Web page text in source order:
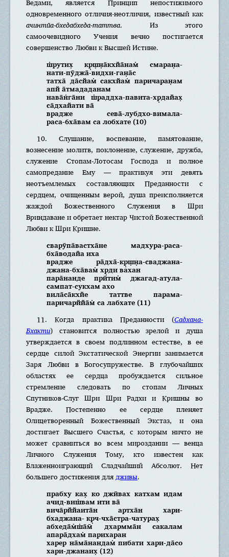
одновременного отличия-неотличия, известный как
ачинтйа-бхедабхеда-таттва. Из этого
самоочевидного Учения вечно постигается
совершенство Любви к Высшей Истине.
ш̇рутих̣ кр̣ш̣н̣а̄кхйа̄нам̇ смаран̣а-
нати-пӯджа̄-видхи-ган̣а̄с
татха̄ да̄сйам̇ сакхйам̇ паричаран̣ам
апй а̄тмададанам
нава̄н̇га̄ни ш̇раддха-павита-хр̣дайах̣
са̄дхайати ва̄
врадже сева̄-лубдхо-вимала-
раса-6ха̄вам са лобхате (10)
10. Слушание, воспевание, памятование,
вознесение молитв, поклонение, служение, дружба,
служение Стопам-Лотосам Господа и полное
самопредание Ему — практикуя эти девять
неотъемлемых составляющих Преданности с
сердцем, очищенным верой, душа преисполняется
жаждой Божественного Служения в Шри
Вриндаване и обретает нектар Чистой Божественной
Любви к Шри Кришне.
сварӯпа̄вастха̄не мадхура-раса-
бха̄водайа иха
врадже ра̄дха̄-кр̣ш̣н̣а-сваджана-
джана-бха̄вам̇ хр̣ди вахан
пара̄нанде прӣтим̇ джагад-атула-
сампат-сукхам ахо
вила̄са̄кхйе таттве парама-
паричарййа̄м̇ са лабхате (11)
11. Когда практика Преданности (Садхана-
Бхакти) становится полностью зрелой и душа
утверждается в своем подлинном естестве, в ее
сердце силой Экстатической Энергии занимается
Заря Любви в Богосупружестве. В глубочайших
областях ее сердца пробуждается сильное
стремление следовать по стопам Личных
Спутников-Слуг Шри Шри Радхи и Кришны во
Врадже. Постепенно ее сердце пленяет
Олицетворенный Божественный Экстаз, и она
достигает Высшего Счастья, с которым ничто не
может сравниться во всем мироздании — венца
Личного Служения Тому, кто известен как
Блаженноиграющий Сладчайший Абсолют. Нет
большего достижения длядживы.
прабху ках̣ ко джӣвах катхам идам
ачид-виш̇вам ити ва̄
вича̄рййаита̄н артха̄н хари-
бхаджана- кр̣ч-чха̄стра-чатурах̣
абхеда̄м̇ш̇а̄м̄ дхармма̄н сакалам
апара̄дхам̇ парихаран
харер на̄ма̄нандам̇ пибати хари-да̄со
хари-джанаих̣ (12)